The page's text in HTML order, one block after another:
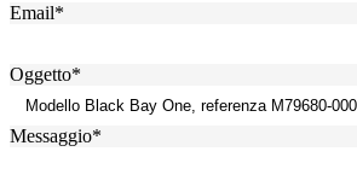
Email*
Oggetto*
Messaggio*